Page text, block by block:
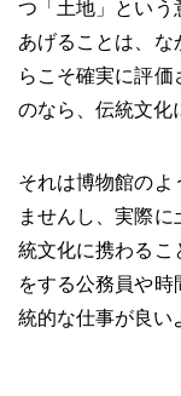
つ「土地」という
あげることは、な
らこそ確実に評価
のなら、伝統文化
それは博物館のよ
ませんし、実際
統文化に携わるこ
をする公務員や
統的な仕事が良い